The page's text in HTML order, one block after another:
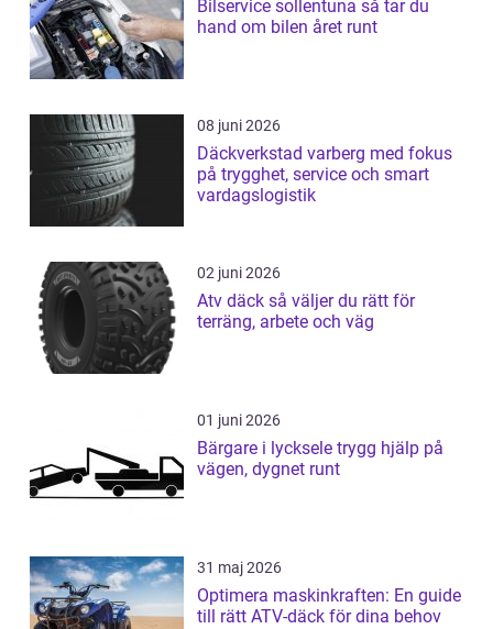
Bilservice sollentuna så tar du
hand om bilen året runt
08 juni 2026
Däckverkstad varberg med fokus
på trygghet, service och smart
vardagslogistik
02 juni 2026
Atv däck så väljer du rätt för
terräng, arbete och väg
01 juni 2026
Bärgare i lycksele trygg hjälp på
vägen, dygnet runt
31 maj 2026
Optimera maskinkraften: En guide
till rätt ATV-däck för dina behov